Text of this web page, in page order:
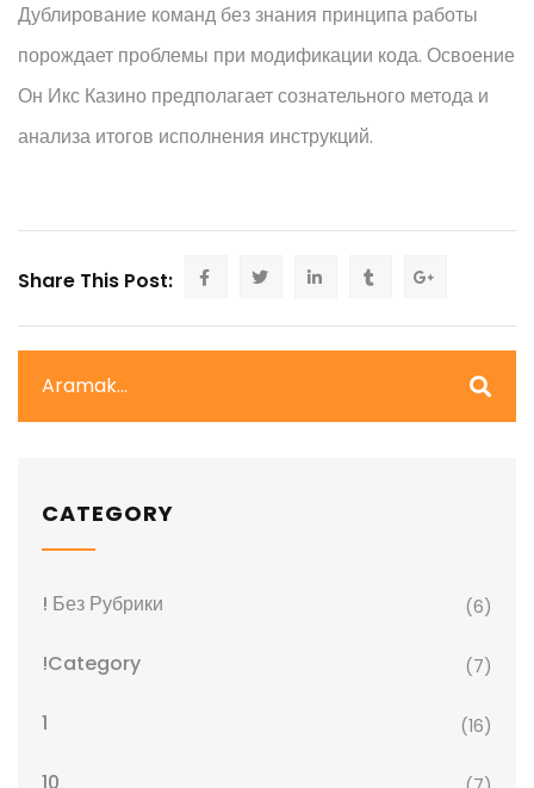
Дублирование команд без знания принципа работы
порождает проблемы при модификации кода. Освоение
Он Икс Казино предполагает сознательного метода и
анализа итогов исполнения инструкций.
Share This Post:
CATEGORY
! Без Рубрики (6)
!Category (7)
1 (16)